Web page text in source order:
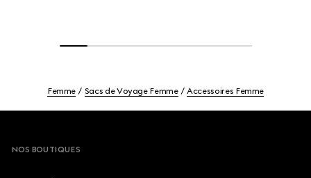
Femme Sacs de Voyage Femme Accessoires Femme
NOS BOUTIQUES